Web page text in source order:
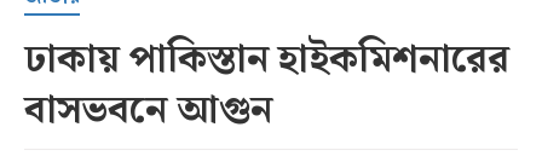
ঢাকায় পাকিস্তান হাইকমিশনারের
বাসভবনে আগুন